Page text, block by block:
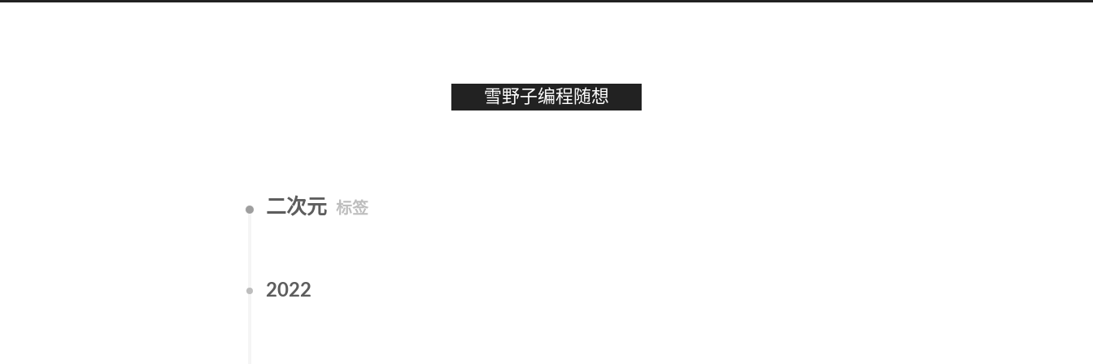
雪野子编程随想
二次元 标签
2022